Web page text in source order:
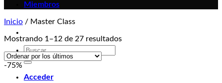
Buscar
por:
Acceder
Miembros
Inicio / Master Class
Mostrando 1–12 de 27 resultados
-75%